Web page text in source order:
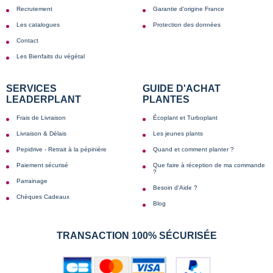
Recrutement
Les catalogues
Contact
Les Bienfaits du végétal
Garantie d'origine France
Protection des données
SERVICES
LEADERPLANT
Frais de Livraison
Livraison & Délais
Pepidrive - Retrait à la pépinière
Paiement sécurisé
Parrainage
Chèques Cadeaux
GUIDE D'ACHAT
PLANTES
Écoplant et Turboplant
Les jeunes plants
Quand et comment planter ?
Que faire à réception de ma commande
?
Besoin d'Aide ?
Blog
TRANSACTION 100% SÉCURISÉE